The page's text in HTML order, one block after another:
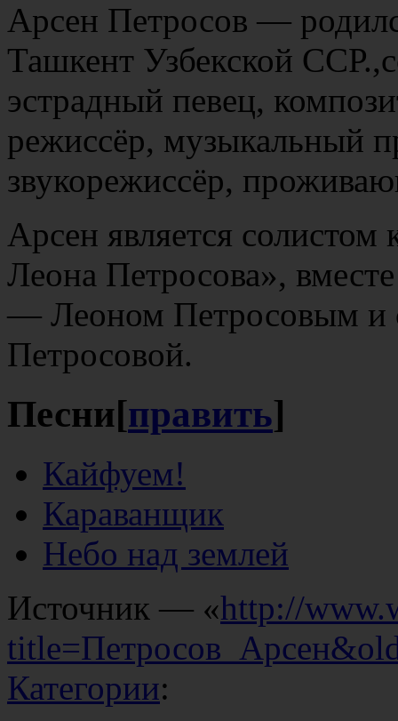
Арсен Петросов —
Ташкент Узбекской
эстрадный певец,
режиссёр, музыкальный
звукорежиссёр,
Арсен является солистом
Леона Петросова»,
— Леоном Петросовым и
Петросовой.
Песни[править]
Кайфуем!
Караванщик
Небо над землей
Источник — «http://
Категории: